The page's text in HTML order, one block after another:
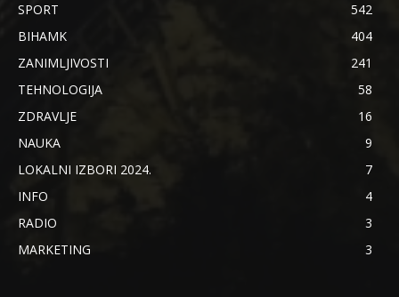
SPORT
542
BIHAMK
404
ZANIMLJIVOSTI
241
TEHNOLOGIJA
58
ZDRAVLJE
16
NAUKA
9
LOKALNI IZBORI 2024.
7
INFO
4
RADIO
3
MARKETING
3